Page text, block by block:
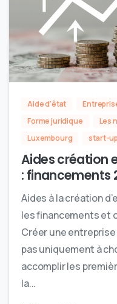
Aide d'êtat
Forme juridique
Les
Luxembourg
start-up
Aides création
: financements
Aides à la création
les financements et
Créer une
pas uniquement à
accomplir les
la...